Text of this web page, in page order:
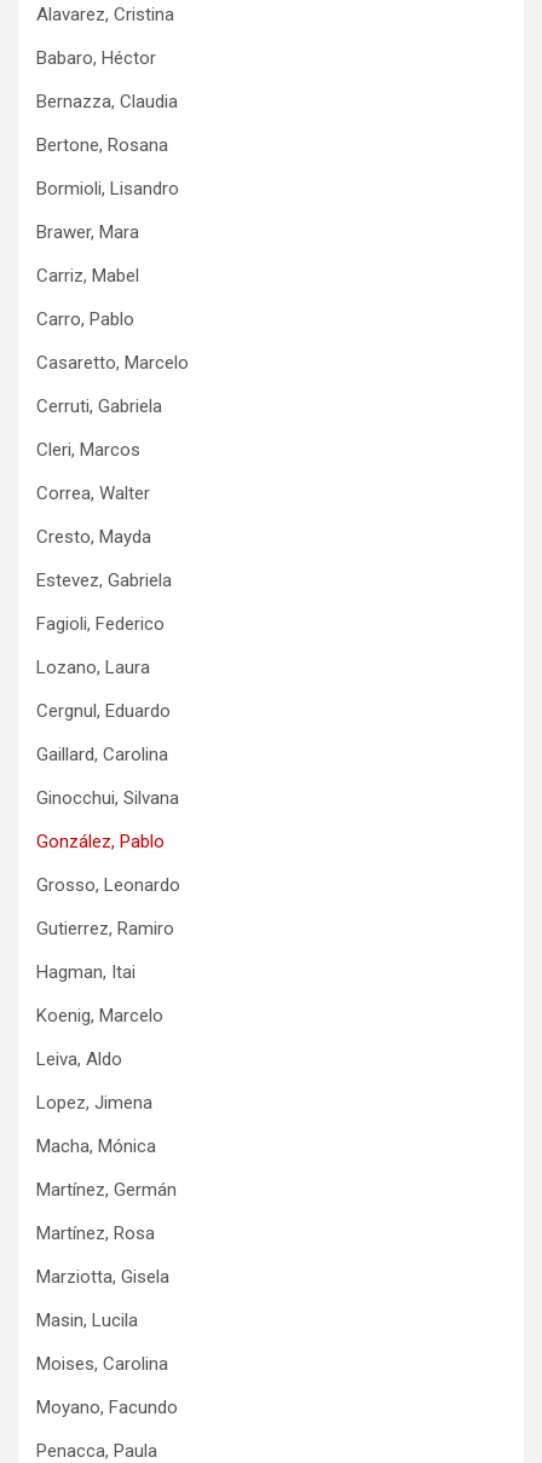
Alavarez, Cristina
Babaro, Héctor
Bernazza, Claudia
Bertone, Rosana
Bormioli, Lisandro
Brawer, Mara
Carriz, Mabel
Carro, Pablo
Casaretto, Marcelo
Cerruti, Gabriela
Cleri, Marcos
Correa, Walter
Cresto, Mayda
Estevez, Gabriela
Fagioli, Federico
Lozano, Laura
Cergnul, Eduardo
Gaillard, Carolina
Ginocchui, Silvana
González, Pablo
Grosso, Leonardo
Gutierrez, Ramiro
Hagman, Itai
Koenig, Marcelo
Leiva, Aldo
Lopez, Jimena
Macha, Mónica
Martínez, Germán
Martínez, Rosa
Marziotta, Gisela
Masin, Lucila
Moises, Carolina
Moyano, Facundo
Penacca, Paula